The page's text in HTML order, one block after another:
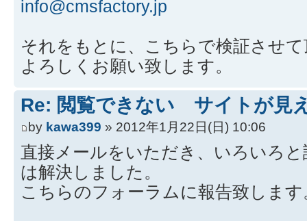
info@cmsfactory.jp
それをもとに、こちらで検証させ
よろしくお願い致します。
Re: 閲覧できない サイトが見
by kawa399 » 2012年1月22日(日) 10:06
直接メールをいただき、いろいろ
は解決しました。
こちらのフォーラムに報告致します